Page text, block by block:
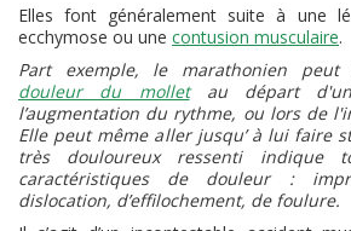
Elles font généralement suite à une
ecchymose ou une contusion musculaire.
Part exemple, le marathonien
douleur du molletau départ
l’augmentation du rythme, ou lors de
Elle peut même aller jusqu’ à lui faire
très douloureux ressenti indique
caractéristiques de douleur :
dislocation, d’effilochement, de foulure.